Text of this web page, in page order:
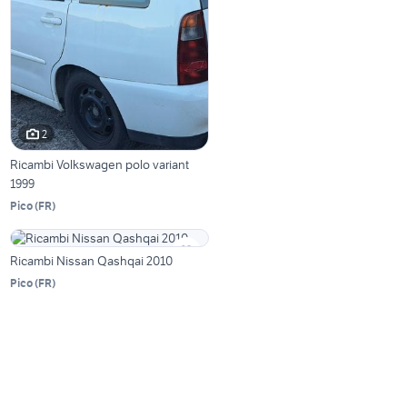
2
Ricambi Volkswagen polo variant
1999
Pico(FR)
Ricambi Nissan Qashqai 2010
Pico(FR)